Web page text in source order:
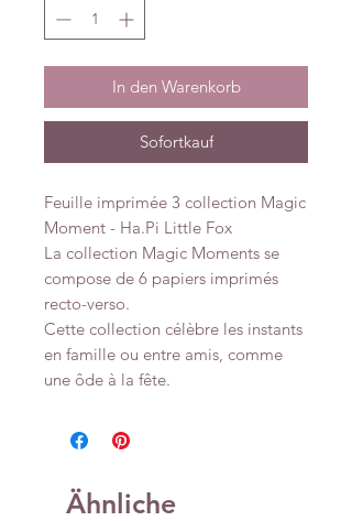
In den Warenkorb
Sofortkauf
Feuille imprimée 3 collection Magic
Moment - Ha.Pi Little Fox
La collection Magic Moments se
compose de 6 papiers imprimés
recto-verso.
Cette collection célèbre les instants
en famille ou entre amis, comme
une ôde à la fête.
Ähnliche